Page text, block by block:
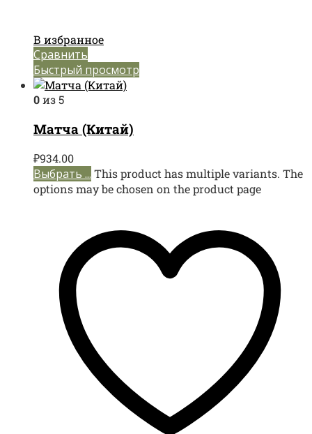
В избранное
Сравнить
Быстрый просмотр
0из 5
Матча (Китай)
₽934.00
Выбрать ... This product has multiple variants. The
options may be chosen on the product page